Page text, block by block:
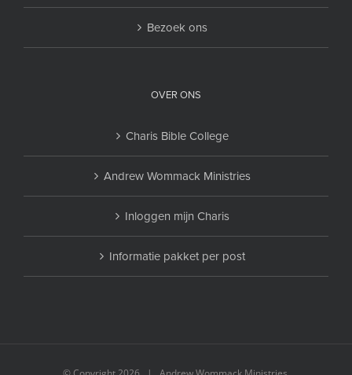
Bezoek ons
OVER ONS
Charis Bible College
Andrew Wommack Ministries
Inloggen mijn Charis
Informatie pakket per post